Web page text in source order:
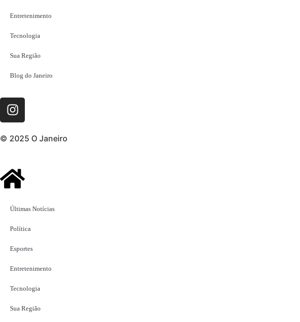
Entretenimento
Tecnologia
Sua Região
Blog do Janeiro
© 2025 O Janeiro
Últimas Notícias
Política
Esportes
Entretenimento
Tecnologia
Sua Região